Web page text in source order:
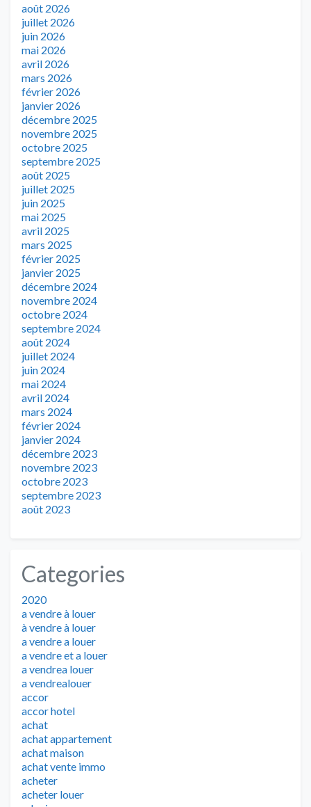
août 2026
juillet 2026
juin 2026
mai 2026
avril 2026
mars 2026
février 2026
janvier 2026
décembre 2025
novembre 2025
octobre 2025
septembre 2025
août 2025
juillet 2025
juin 2025
mai 2025
avril 2025
mars 2025
février 2025
janvier 2025
décembre 2024
novembre 2024
octobre 2024
septembre 2024
août 2024
juillet 2024
juin 2024
mai 2024
avril 2024
mars 2024
février 2024
janvier 2024
décembre 2023
novembre 2023
octobre 2023
septembre 2023
août 2023
Categories
2020
a vendre à louer
à vendre à louer
a vendre a louer
a vendre et a louer
a vendrea louer
a vendrealouer
accor
accor hotel
achat
achat appartement
achat maison
achat vente immo
acheter
acheter louer